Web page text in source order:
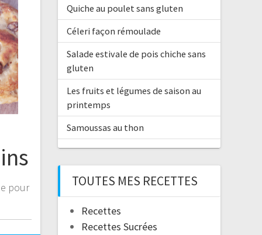
pour
Quiche au poulet sans gluten
Céleri façon rémoulade
Salade estivale de pois chiche sans
gluten
Les fruits et légumes de saison au
printemps
Samoussas au thon
TOUTES MES RECETTES
Recettes
Recettes Sucrées